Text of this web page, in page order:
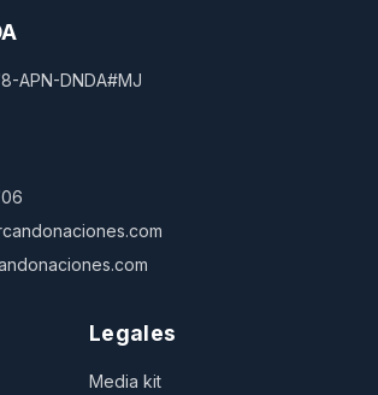
APN-DNDA#MJ
Legales
Media kit